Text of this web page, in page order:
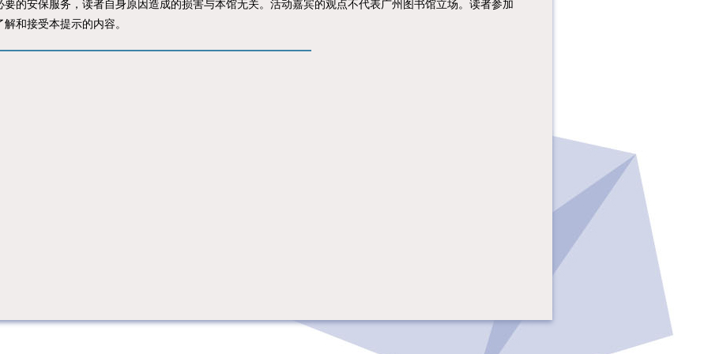
要的安保服务，读者自身原因造成的损害与本馆无关。活动嘉宾的观点不代表广州图书馆立场。读者参加
和接受本提示的内容。